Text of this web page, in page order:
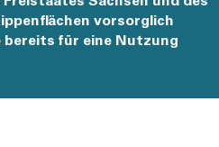
vorsorglich
für eine Nutzung